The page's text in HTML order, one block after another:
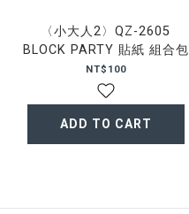
〈小大人2〉QZ-2605
BLOCK PARTY 貼紙 組合包
NT$100
ADD TO CART